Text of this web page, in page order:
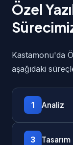
Özel
Kastamonu'da
aşağıdaki
1 Analiz
3 Tasarım